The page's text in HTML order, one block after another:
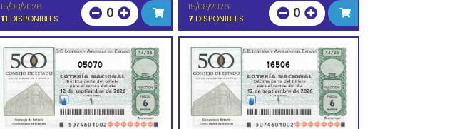
15/08/2026
11 DISPONIBLES 0
15/08/2026
7 DISPONIBLES 0
05070 16506